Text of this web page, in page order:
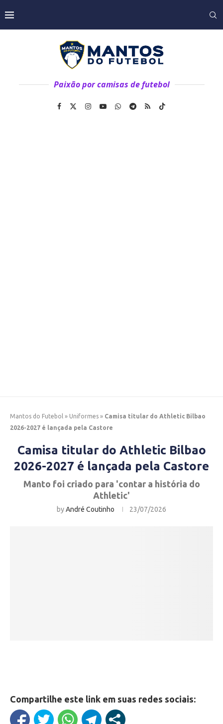
Paixão por camisas de futebol
Mantos do Futebol » Uniformes » Camisa titular do Athletic Bilbao
2026-2027 é lançada pela Castore
Camisa titular do Athletic Bilbao
2026-2027 é lançada pela Castore
Manto foi criado para 'contar a história do
Athletic'
byAndré Coutinho 23/07/2026
Compartilhe este link em suas redes sociais: